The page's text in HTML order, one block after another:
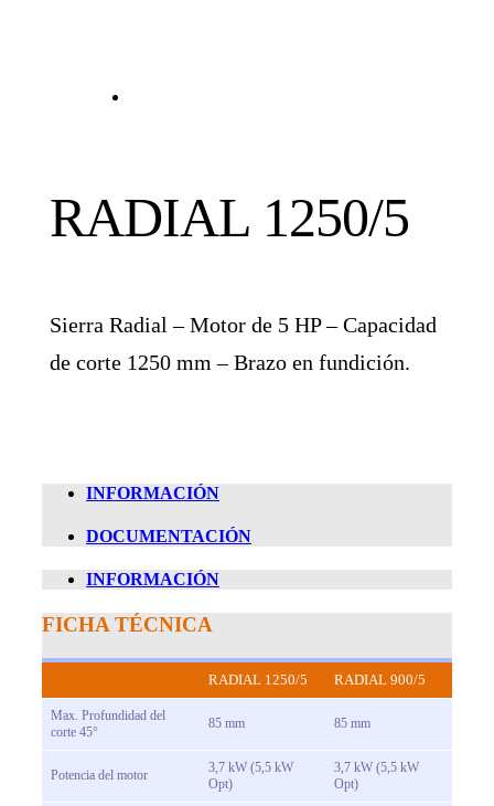
RADIAL 1250/5
Sierra Radial – Motor de 5 HP – Capacidad
de corte 1250 mm – Brazo en fundición.
INFORMACIÓN
DOCUMENTACIÓN
INFORMACIÓN
FICHA TÉCNICA
RADIAL 1250/5 RADIAL 900/5
Max. Profundidad del
corte 45°
85 mm 85 mm
Potencia del motor
3,7 kW (5,5 kW
Opt)
3,7 kW (5,5 kW
Opt)